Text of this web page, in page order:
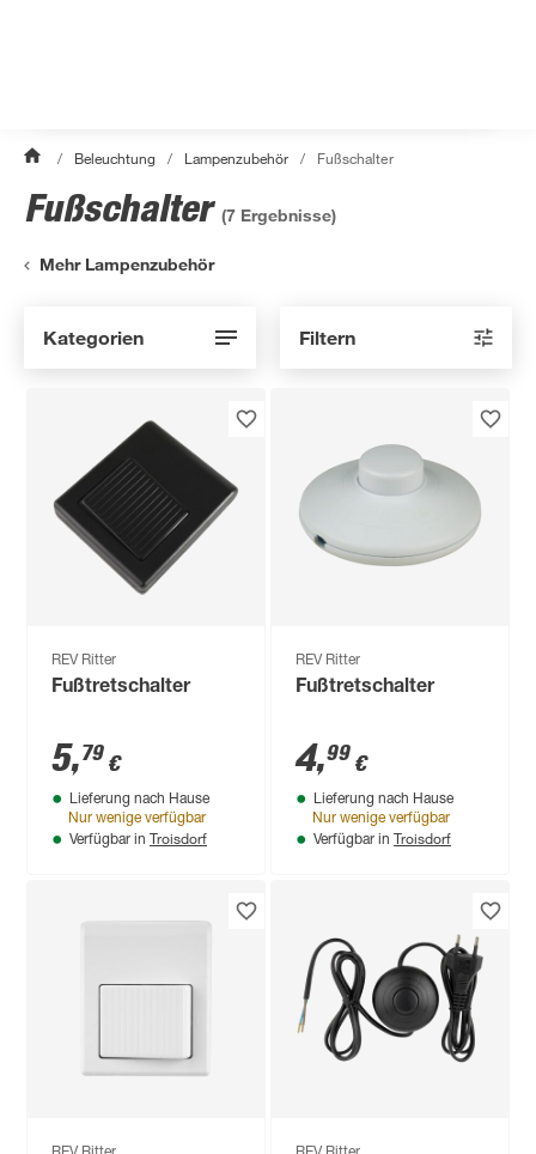
/ Beleuchtung / Lampenzubehör / Fußschalter
Fußschalter (7 Ergebnisse)
Mehr Lampenzubehör
Kategorien Filtern
REV Ritter
Fußtretschalter
5,79 €
Lieferung nach Hause
Nur wenige verfügbar
Verfügbar in Troisdorf
REV Ritter
Fußtretschalter
4,99 €
Lieferung nach Hause
Nur wenige verfügbar
Verfügbar in Troisdorf